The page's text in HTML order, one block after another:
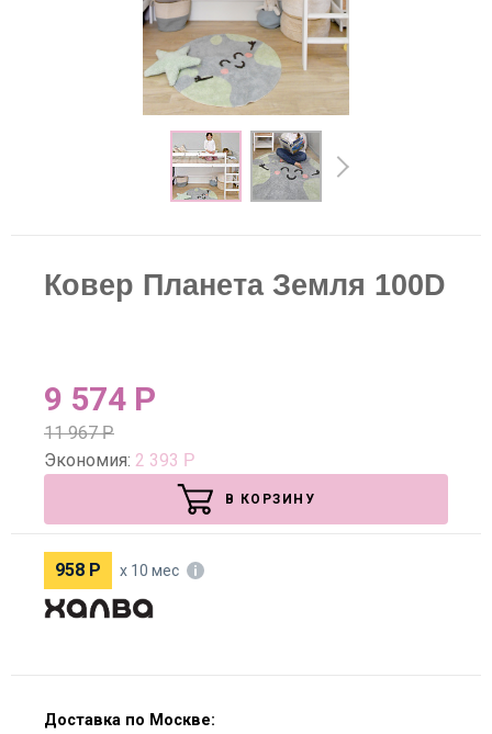
Ковер Планета Земля 100D
9 574 Р
11 967Р
Экономия: 2 393 Р
В КОРЗИНУ
958 Р х 10 мес
Доставка по Москве: